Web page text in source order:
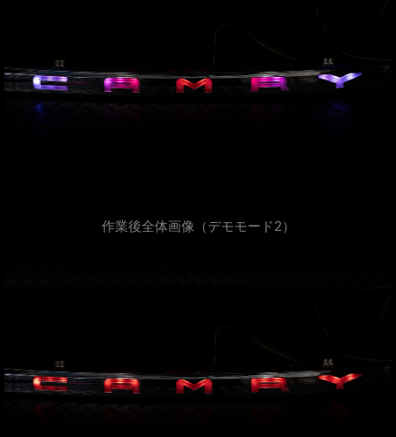
作業後全体画像（デモモード2）